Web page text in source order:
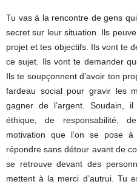
Tu vas à la rencontre de gens
secret sur leur situation. Ils
projet et tes objectifs. Ils vont te
ce sujet. Ils vont te demander
Ils te soupçonnent d’avoir ton
fardeau social pour gravir les
gagner de l’argent. Soudain,
éthique, de responsabilité,
motivation que l’on se pose
répondre sans détour avant de
se retrouve devant des
mettent à la merci d’autrui. Tu